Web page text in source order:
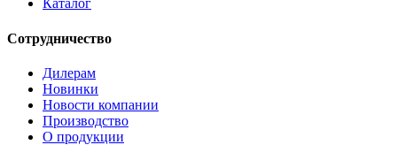
Каталог
Сотрудничество
Дилерам
Новинки
Новости компании
Производство
О продукции